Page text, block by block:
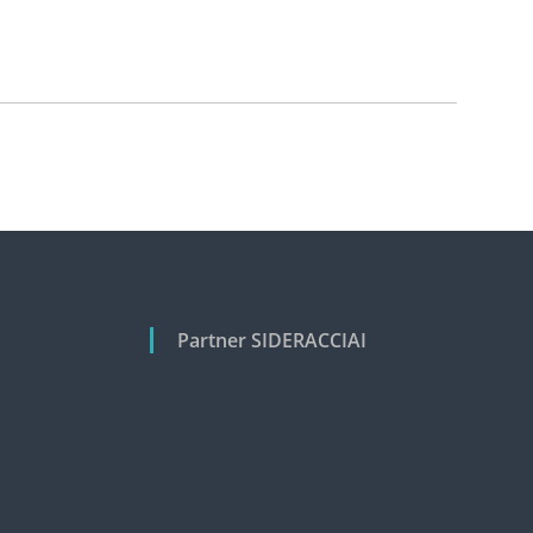
Partner SIDERACCIAI